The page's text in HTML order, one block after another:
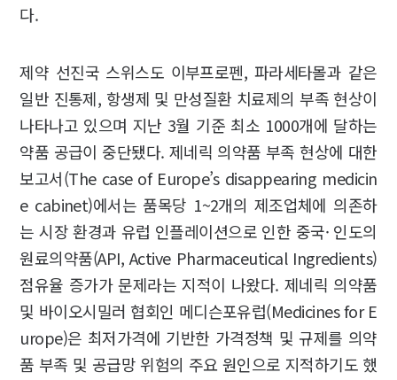
다.
제약 선진국 스위스도 이부프로펜, 파라세타몰과 같은
일반 진통제, 항생제 및 만성질환 치료제의 부족 현상이
나타나고 있으며 지난 3월 기준 최소 1000개에 달하는
약품 공급이 중단됐다. 제네릭 의약품 부족 현상에 대한
보고서(The case of Europe’s disappearing medicin
e cabinet)에서는 품목당 1~2개의 제조업체에 의존하
는 시장 환경과 유럽 인플레이션으로 인한 중국· 인도의
원료의약품(API, Active Pharmaceutical Ingredients)
점유율 증가가 문제라는 지적이 나왔다. 제네릭 의약품
및 바이오시밀러 협회인 메디슨포유럽(Medicines for E
urope)은 최저가격에 기반한 가격정책 및 규제를 의약
품 부족 및 공급망 위험의 주요 원인으로 지적하기도 했